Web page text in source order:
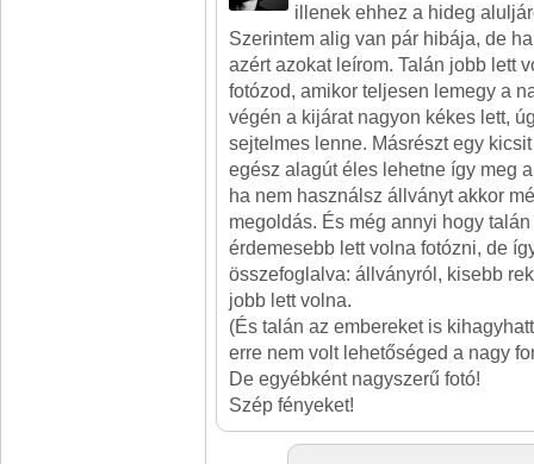
illenek ehhez a hideg
Szerintem alig van pár hibája, de
azért azokat leírom. Talán jobb lett
fotózod, amikor teljesen lemegy a
végén a kijárat nagyon kékes lett,
sejtelmes lenne. Másrészt egy
egész alagút éles lehetne így meg
ha nem használsz állványt akkor
megoldás. És még annyi hogy
érdemesebb lett volna fotózni, de
összefoglalva: állványról, kisebb
jobb lett volna.
(És talán az embereket is
erre nem volt lehetőséged a nagy
De egyébként nagyszerű fotó!
Szép fényeket!